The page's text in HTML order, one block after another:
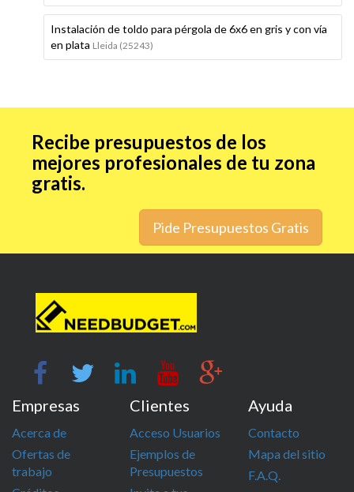
Instalación de toldo para pérgola de 6x6 en gris y con vía
en plata Lleida (25243)
Recibe presupuestos de los
mejores profesionales de tu zona
gratis.
Pide Presupuestos Gratis
Empresas
Acerca de
Ofertas de
trabajo
Clientes
Acceso Usuarios
Ejemplos de
Presupuestos
Ayuda
Contacto
Mapa del sitio
F.A.Q.